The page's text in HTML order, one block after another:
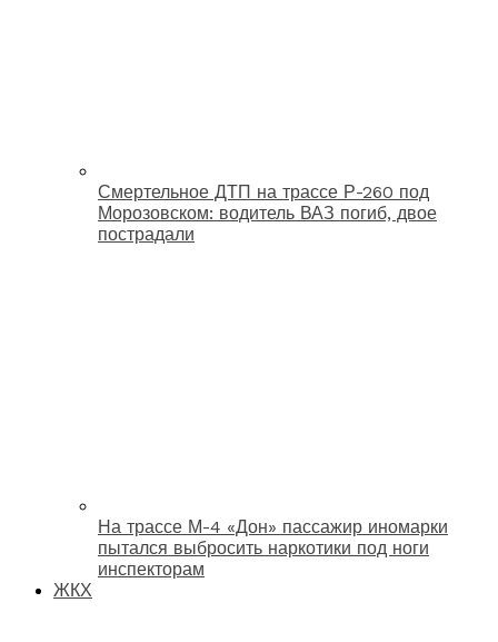
Смертельное ДТП на трассе Р-260 под
Морозовском: водитель ВАЗ погиб, двое
пострадали
На трассе М-4 «Дон» пассажир иномарки
пытался выбросить наркотики под ноги
инспекторам
ЖКХ